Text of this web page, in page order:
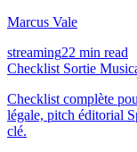
Marcus Vale
streaming22 min read
Checklist Sortie
Checklist complète
légale, pitch éditorial
clé.